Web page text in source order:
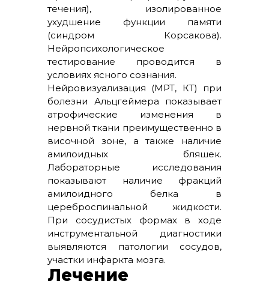
течения), изолированное
ухудшение функции памяти
(синдром Корсакова).
Нейропсихологическое
тестирование проводится в
условиях ясного сознания.
Нейровизуализация (МРТ, КТ) при
болезни Альцгеймера показывает
атрофические изменения в
нервной ткани преимущественно в
височной зоне, а также наличие
амилоидных бляшек.
Лабораторные исследования
показывают наличие фракций
амилоидного белка в
цереброспинальной жидкости.
При сосудистых формах в ходе
инструментальной диагностики
выявляются патологии сосудов,
участки инфаркта мозга.
Лечение